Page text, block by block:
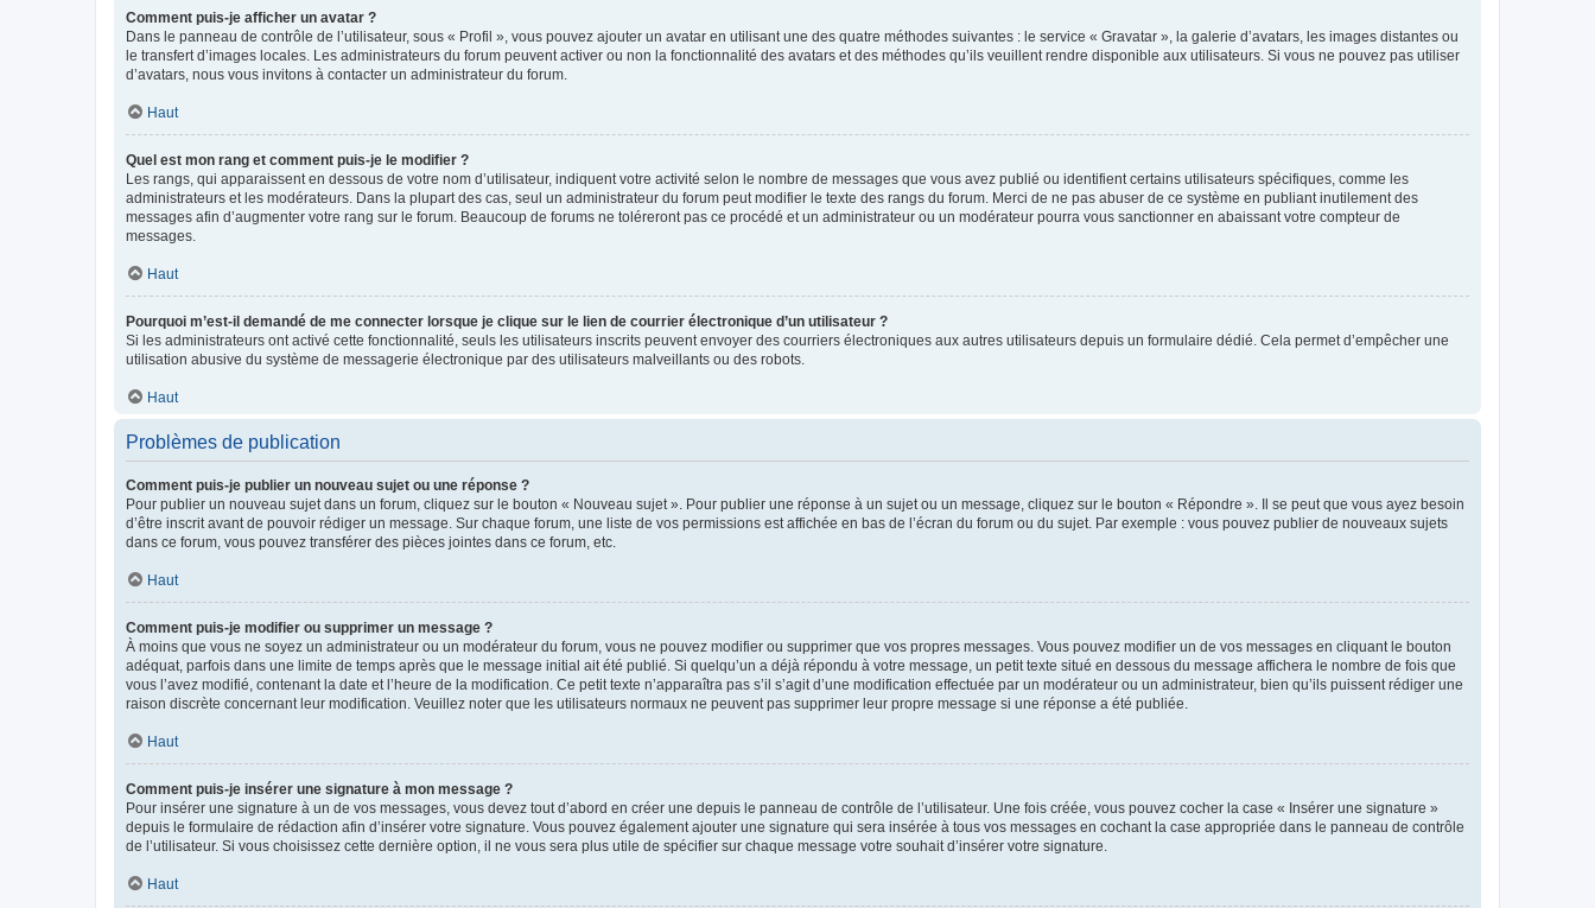
Comment puis-je afficher un avatar ?
Dans le panneau de contrôle de l’utilisateur, sous « Profil », vous pouvez ajouter un avatar en utilisant une des quatre méthodes suivantes : le service « Gravatar », la galerie d’avatars, les images distantes ou
le transfert d’images locales. Les administrateurs du forum peuvent activer ou non la fonctionnalité des avatars et des méthodes qu’ils veuillent rendre disponible aux utilisateurs. Si vous ne pouvez pas utiliser
d’avatars, nous vous invitons à contacter un administrateur du forum.
Haut
Quel est mon rang et comment puis-je le modifier ?
Les rangs, qui apparaissent en dessous de votre nom d’utilisateur, indiquent votre activité selon le nombre de messages que vous avez publié ou identifient certains utilisateurs spécifiques, comme les
administrateurs et les modérateurs. Dans la plupart des cas, seul un administrateur du forum peut modifier le texte des rangs du forum. Merci de ne pas abuser de ce système en publiant inutilement des
messages afin d’augmenter votre rang sur le forum. Beaucoup de forums ne toléreront pas ce procédé et un administrateur ou un modérateur pourra vous sanctionner en abaissant votre compteur de
messages.
Haut
Pourquoi m’est-il demandé de me connecter lorsque je clique sur le lien de courrier électronique d’un utilisateur ?
Si les administrateurs ont activé cette fonctionnalité, seuls les utilisateurs inscrits peuvent envoyer des courriers électroniques aux autres utilisateurs depuis un formulaire dédié. Cela permet d’empêcher une
utilisation abusive du système de messagerie électronique par des utilisateurs malveillants ou des robots.
Haut
Problèmes de publication
Comment puis-je publier un nouveau sujet ou une réponse ?
Pour publier un nouveau sujet dans un forum, cliquez sur le bouton « Nouveau sujet ». Pour publier une réponse à un sujet ou un message, cliquez sur le bouton « Répondre ». Il se peut que vous ayez besoin
d’être inscrit avant de pouvoir rédiger un message. Sur chaque forum, une liste de vos permissions est affichée en bas de l’écran du forum ou du sujet. Par exemple : vous pouvez publier de nouveaux sujets
dans ce forum, vous pouvez transférer des pièces jointes dans ce forum, etc.
Haut
Comment puis-je modifier ou supprimer un message ?
À moins que vous ne soyez un administrateur ou un modérateur du forum, vous ne pouvez modifier ou supprimer que vos propres messages. Vous pouvez modifier un de vos messages en cliquant le bouton
adéquat, parfois dans une limite de temps après que le message initial ait été publié. Si quelqu’un a déjà répondu à votre message, un petit texte situé en dessous du message affichera le nombre de fois que
vous l’avez modifié, contenant la date et l’heure de la modification. Ce petit texte n’apparaîtra pas s’il s’agit d’une modification effectuée par un modérateur ou un administrateur, bien qu’ils puissent rédiger une
raison discrète concernant leur modification. Veuillez noter que les utilisateurs normaux ne peuvent pas supprimer leur propre message si une réponse a été publiée.
Haut
Comment puis-je insérer une signature à mon message ?
Pour insérer une signature à un de vos messages, vous devez tout d’abord en créer une depuis le panneau de contrôle de l’utilisateur. Une fois créée, vous pouvez cocher la case « Insérer une signature »
depuis le formulaire de rédaction afin d’insérer votre signature. Vous pouvez également ajouter une signature qui sera insérée à tous vos messages en cochant la case appropriée dans le panneau de contrôle
de l’utilisateur. Si vous choisissez cette dernière option, il ne vous sera plus utile de spécifier sur chaque message votre souhait d’insérer votre signature.
Haut